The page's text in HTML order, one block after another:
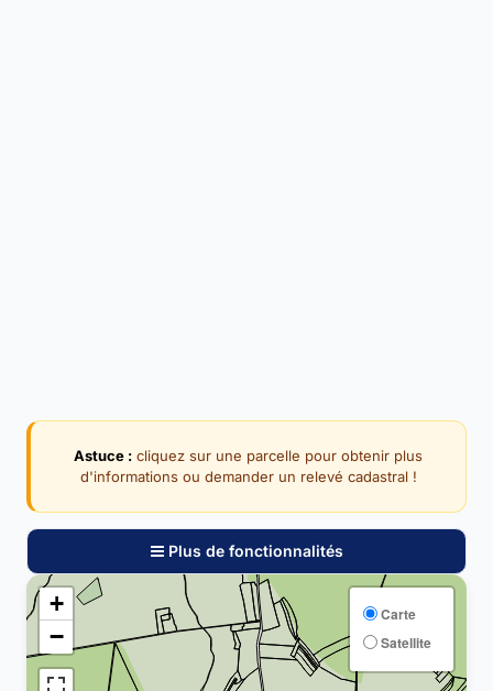
Astuce : cliquez sur une parcelle pour obtenir plus
d'informations ou demander un relevé cadastral !
Plus de fonctionnalités
+
−
Carte
Satellite